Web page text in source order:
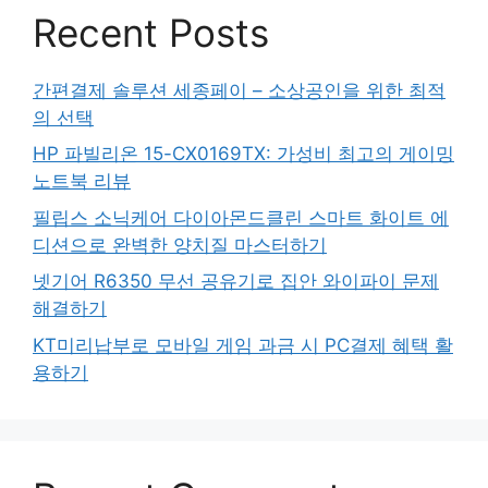
Recent Posts
간편결제 솔루션 세종페이 – 소상공인을 위한 최적
의 선택
HP 파빌리온 15-CX0169TX: 가성비 최고의 게이밍
노트북 리뷰
필립스 소닉케어 다이아몬드클린 스마트 화이트 에
디션으로 완벽한 양치질 마스터하기
넷기어 R6350 무선 공유기로 집안 와이파이 문제
해결하기
KT미리납부로 모바일 게임 과금 시 PC결제 혜택 활
용하기